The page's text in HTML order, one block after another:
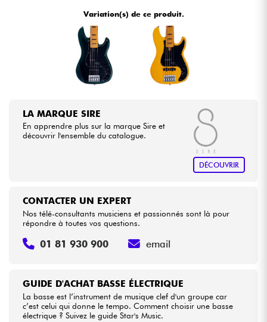
Variation(s) de ce produit.
LA MARQUE SIRE
En apprendre plus sur la marque Sire et
découvrir l'ensemble du catalogue.
DÉCOUVRIR
GUIDE D'ACHAT BASSE ÉLECTRIQUE
La basse est l’instrument de musique clef d'un groupe car
c’est celui qui donne le tempo. Comment choisir une basse
électrique ? Suivez le guide Star's Music.
CONTACTER UN EXPERT
Nos télé-consultants musiciens et passionnés sont là pour
répondre à toutes vos questions.
01 81 930 900 email